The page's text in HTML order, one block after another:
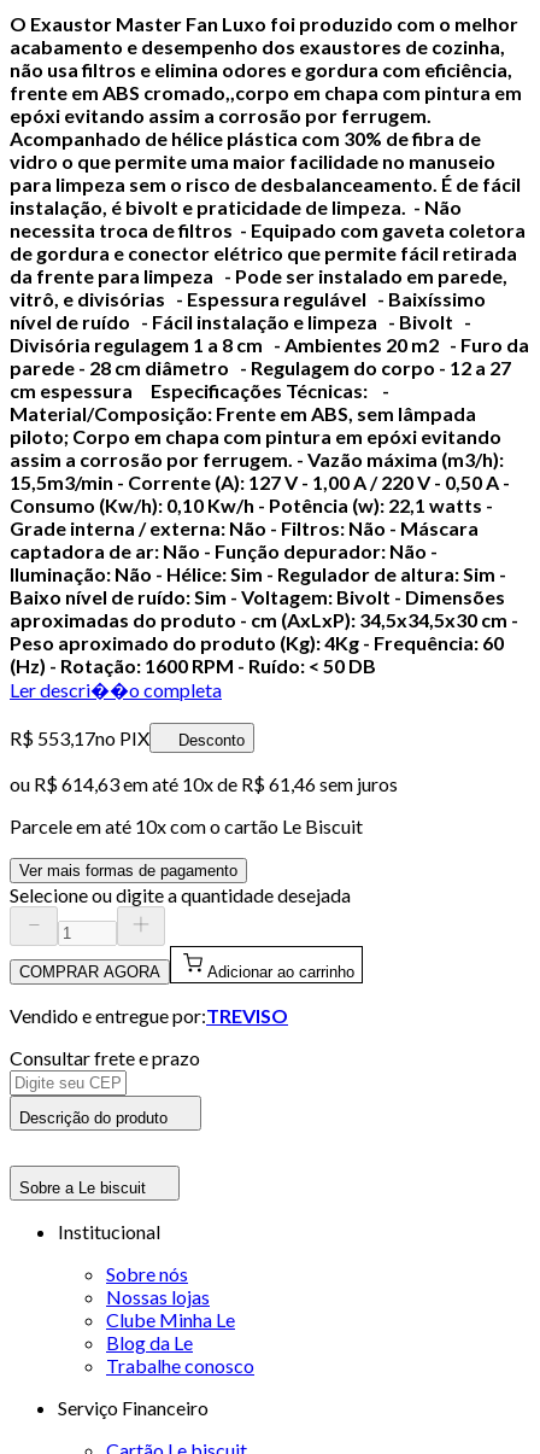
O Exaustor Master Fan Luxo foi produzido com o melhor
acabamento e desempenho dos exaustores de cozinha,
não usa filtros e elimina odores e gordura com eficiência,
frente em ABS cromado,,corpo em chapa com pintura em
epóxi evitando assim a corrosão por ferrugem.
Acompanhado de hélice plástica com 30% de fibra de
vidro o que permite uma maior facilidade no manuseio
para limpeza sem o risco de desbalanceamento. É de fácil
instalação, é bivolt e praticidade de limpeza. - Não
necessita troca de filtros - Equipado com gaveta coletora
de gordura e conector elétrico que permite fácil retirada
da frente para limpeza - Pode ser instalado em parede,
vitrô, e divisórias - Espessura regulável - Baixíssimo
nível de ruído - Fácil instalação e limpeza - Bivolt -
Divisória regulagem 1 a 8 cm - Ambientes 20 m2 - Furo da
parede - 28 cm diâmetro - Regulagem do corpo - 12 a 27
cm espessura
Especificações Técnicas:
-
Material/Composição: Frente em ABS, sem lâmpada
piloto; Corpo em chapa com pintura em epóxi evitando
assim a corrosão por ferrugem. - Vazão máxima (m3/h):
15,5m3/min - Corrente (A): 127 V - 1,00 A / 220 V - 0,50 A -
Consumo (Kw/h): 0,10 Kw/h - Potência (w): 22,1 watts -
Grade interna / externa: Não - Filtros: Não - Máscara
captadora de ar: Não - Função depurador: Não -
Iluminação: Não - Hélice: Sim - Regulador de altura: Sim -
Baixo nível de ruído: Sim - Voltagem: Bivolt - Dimensões
aproximadas do produto - cm (AxLxP): 34,5x34,5x30 cm -
Peso aproximado do produto (Kg): 4Kg - Frequência: 60
(Hz) - Rotação: 1600 RPM - Ruído: < 50 DB
Ler descri��o completa
R$ 553,17no PIX Desconto
ou R$ 614,63em até 10x de R$ 61,46 sem juros
Parcele em até 10x com o cartão Le Biscuit
Ver mais formas de pagamento
Selecione ou digite a quantidade desejada
COMPRAR AGORA Adicionar ao carrinho
Vendido e entregue por:TREVISO
Consultar frete e prazo
Descrição do produto
Sobre a Le biscuit
Institucional
Sobre nós
Nossas lojas
Clube Minha Le
Blog da Le
Trabalhe conosco
Serviço Financeiro